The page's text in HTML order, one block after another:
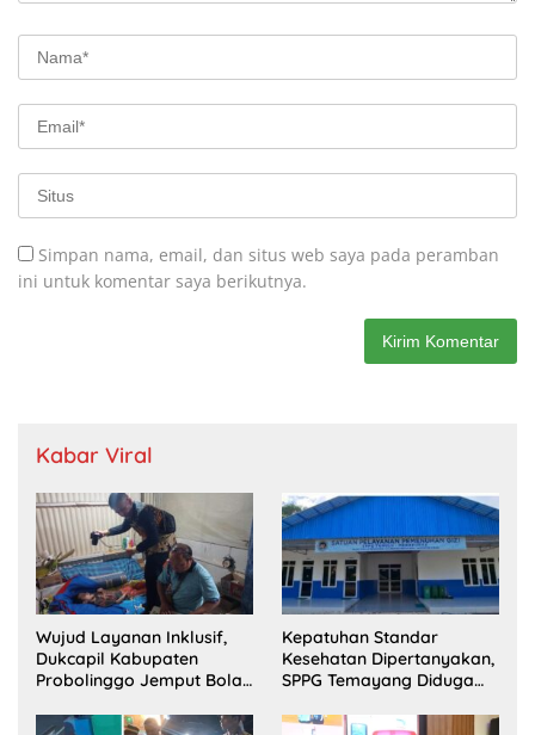
Simpan nama, email, dan situs web saya pada peramban
ini untuk komentar saya berikutnya.
Kabar Viral
Wujud Layanan Inklusif,
Dukcapil Kabupaten
Probolinggo Jemput Bola
Disabilitas di Dringu
Kepatuhan Standar
Kesehatan Dipertanyakan,
SPPG Temayang Diduga